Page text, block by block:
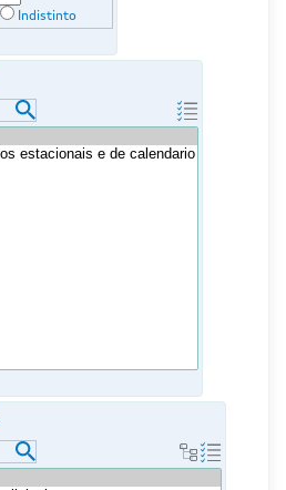
Indistinto